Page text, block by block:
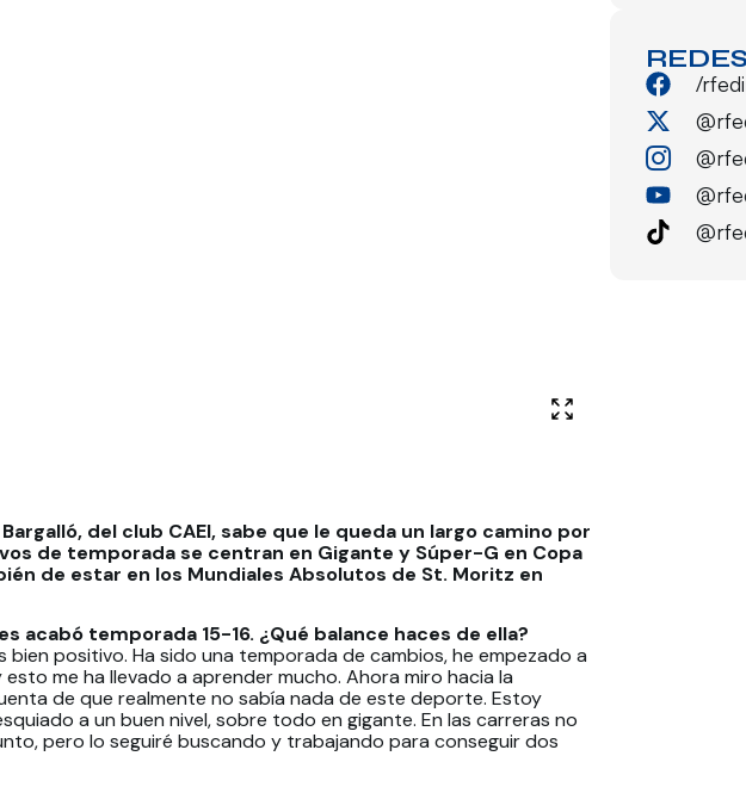
del club CAEI, sabe que le queda un largo camino por
de temporada se centran en Gigante y Súper-G en Copa
de estar en los Mundiales Absolutos de St. Moritz en
acabó temporada 15-16. ¿Qué balance haces de ella?
bien positivo. Ha sido una temporada de cambios, he empezado a
me ha llevado a aprender mucho. Ahora miro hacia la
de que realmente no sabía nada de este deporte. Estoy
a un buen nivel, sobre todo en gigante. En las carreras no
pero lo seguiré buscando y trabajando para conseguir dos
/